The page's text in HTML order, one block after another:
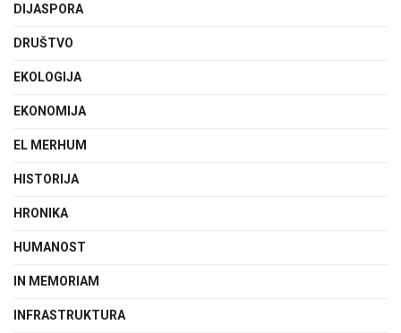
DIJASPORA
DRUŠTVO
EKOLOGIJA
EKONOMIJA
EL MERHUM
HISTORIJA
HRONIKA
HUMANOST
IN MEMORIAM
INFRASTRUKTURA